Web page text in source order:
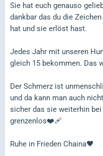
Sie hat euch genauso
dankbar das du die
hat und sie erlöst hast.
Jedes Jahr mit unseren
gleich 15 bekommen. Das
Der Schmerz ist
und da kann man auch
sicher das sie weiterhin
grenzenlos❤️‍🩹
Ruhe in Frieden Chaina🖤